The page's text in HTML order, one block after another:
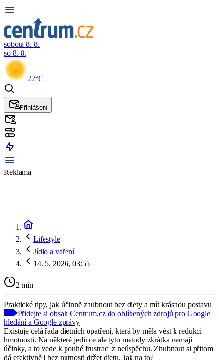
sobota 8. 8.
so 8. 8.
22°C
Přihlášení
Reklama
Lifestyle
Jídlo a vaření
14. 5. 2026, 03:55
2 min
Praktické tipy, jak účinně zhubnout bez diety a mít krásnou postavu
Přidejte si obsah Centrum.cz do oblíbených zdrojů pro Google
hledání a Google zprávy
Existuje celá řada dietních opatření, která by měla vést k redukci
hmotnosti. Na některé jedince ale tyto metody zkrátka nemají
účinky, a to vede k pouhé frustraci z neúspěchu. Zhubnout si přitom
dá efektivně i bez nutnosti držet dietu. Jak na to?